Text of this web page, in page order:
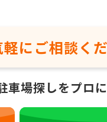
に ご相談く
車場探しをプロ